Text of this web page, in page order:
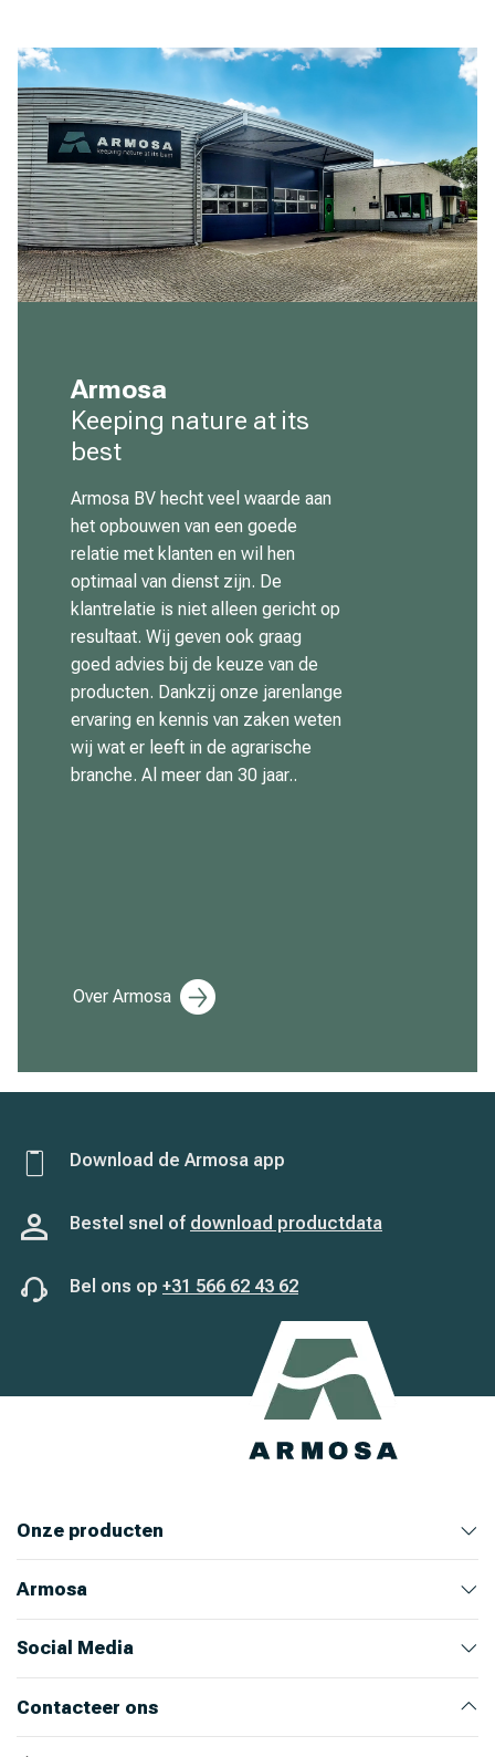
Armosa
Keeping nature at its
best
Armosa BV hecht veel waarde aan
het opbouwen van een goede
relatie met klanten en wil hen
optimaal van dienst zijn. De
klantrelatie is niet alleen gericht op
resultaat. Wij geven ook graag
goed advies bij de keuze van de
producten. Dankzij onze jarenlange
ervaring en kennis van zaken weten
wij wat er leeft in de agrarische
branche. Al meer dan 30 jaar..
Over Armosa
Download de Armosa app
Bestel snel of download productdata
Bel ons op +31 566 62 43 62
Onze producten
Bekijk alle producten
Armosa
Over ons
Ons team
Nieuws
Werken bij Armosa
Alle productcategorieën
Onze merken
Social Media
Instagram
LinkedIn
Facebook
Youtube
Contacteer ons